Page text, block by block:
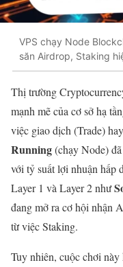
VPS chạy Node
săn Airdrop, Staking
Thị trường
mạnh mẽ của cơ sở hạ
việc giao dịch (Trade)
Running(chạy Node)
với tỷ suất lợi nhuận hấp
Layer 1 và Layer 2 như
đang mở ra cơ hội nhận
từ việc Staking.
Tuy nhiên, cuộc chơi